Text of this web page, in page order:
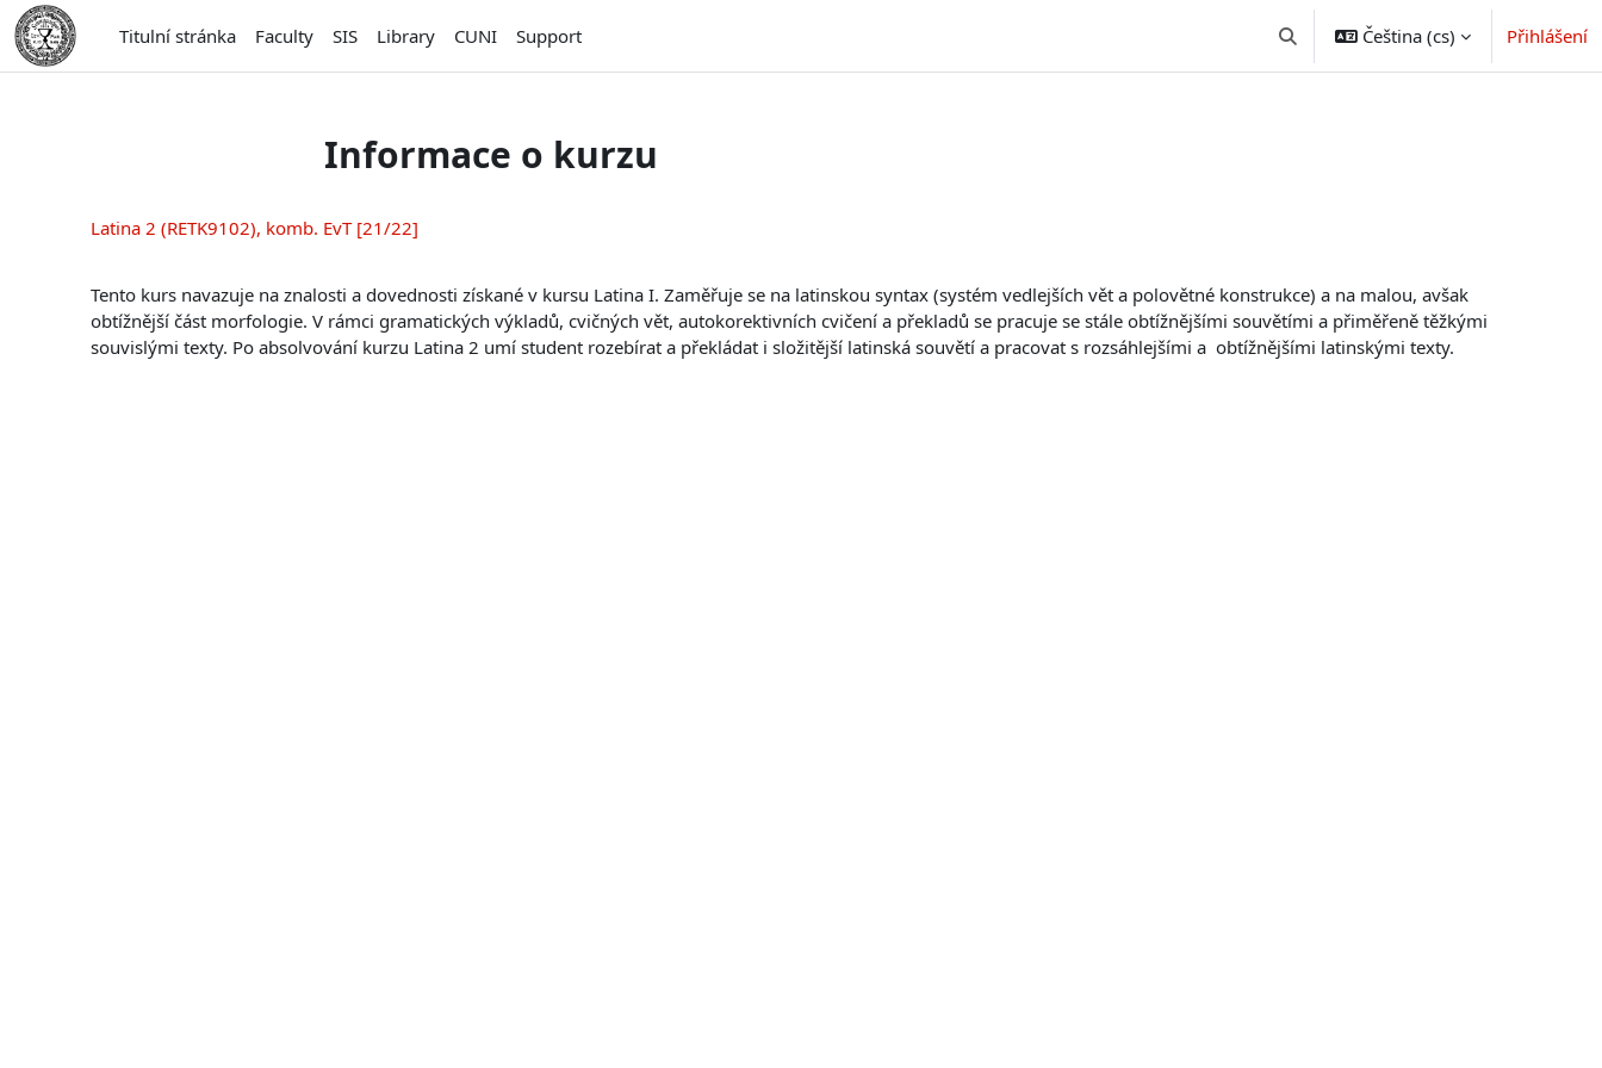
Přejít k hlavnímu obsahu
Titulní stránka
Faculty SIS Library CUNI Support Přepnout vyhledávání
Čeština ‎(cs)‎ Přihlášení
Informace o kurzu
Latina 2 (RETK9102), komb. EvT [21/22]
Tento kurs navazuje na znalosti a dovednosti získané v kursu Latina I. Zaměřuje se na latinskou syntax (systém vedlejších vět a polovětné konstrukce) a na malou, avšak
obtížnější část morfologie. V rámci gramatických výkladů, cvičných vět, autokorektivních cvičení a překladů se pracuje se stále obtížnějšími souvětími a přiměřeně těžkými
souvislými texty. Po absolvování kurzu Latina 2 umí student rozebírat a překládat i složitější latinská souvětí a pracovat s rozsáhlejšími a obtížnějšími latinskými texty.